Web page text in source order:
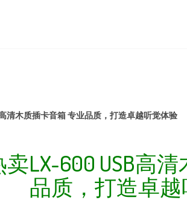
清木质插卡音箱 专业品质，打造卓越听觉体验
LX-600 USB高
品质，打造卓